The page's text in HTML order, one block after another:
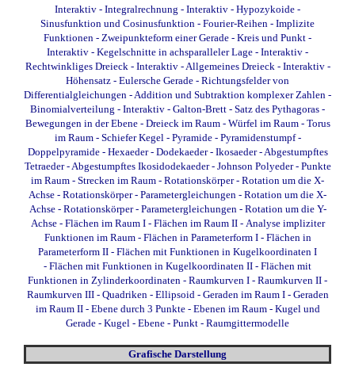
Interaktiv - Integralrechnung - Interaktiv - Hypozykoide -
Sinusfunktion und Cosinusfunktion - Fourier-Reihen - Implizite
Funktionen - Zweipunkteform einer Gerade - Kreis und Punkt -
Interaktiv - Kegelschnitte in achsparalleler Lage - Interaktiv -
Rechtwinkliges Dreieck - Interaktiv- Allgemeines Dreieck - Interaktiv-
Höhensatz - Eulersche Gerade - Richtungsfelder von
Differentialgleichungen - Addition und Subtraktion komplexer Zahlen -
Binomialverteilung - Interaktiv - Galton-Brett - Satz des Pythagoras -
Bewegungen in der Ebene- Dreieck im Raum- Würfel im Raum- Torus
im Raum- Schiefer Kegel - Pyramide- Pyramidenstumpf-
Doppelpyramide- Hexaeder- Dodekaeder- Ikosaeder- Abgestumpftes
Tetraeder- Abgestumpftes Ikosidodekaeder- Johnson Polyeder- Punkte
im Raum - Strecken im Raum - Rotationskörper - Rotation um die X-
Achse - Rotationskörper - Parametergleichungen - Rotation um die X-
Achse- Rotationskörper - Parametergleichungen - Rotation um die Y-
Achse- Flächen im Raum I- Flächen im Raum II- Analyse impliziter
Funktionen im Raum- Flächen in Parameterform I- Flächen in
Parameterform II - Flächen mit Funktionen in Kugelkoordinaten I
- Flächen mit Funktionen in Kugelkoordinaten II - Flächen mit
Funktionen in Zylinderkoordinaten - Raumkurven I - Raumkurven II -
Raumkurven III- Quadriken - Ellipsoid - Geraden im Raum I- Geraden
im Raum II- Ebene durch 3 Punkte- Ebenen im Raum- Kugel und
Gerade - Kugel - Ebene - Punkt - Raumgittermodelle
Grafische Darstellung